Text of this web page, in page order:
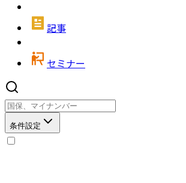
記事
セミナー
条件設定